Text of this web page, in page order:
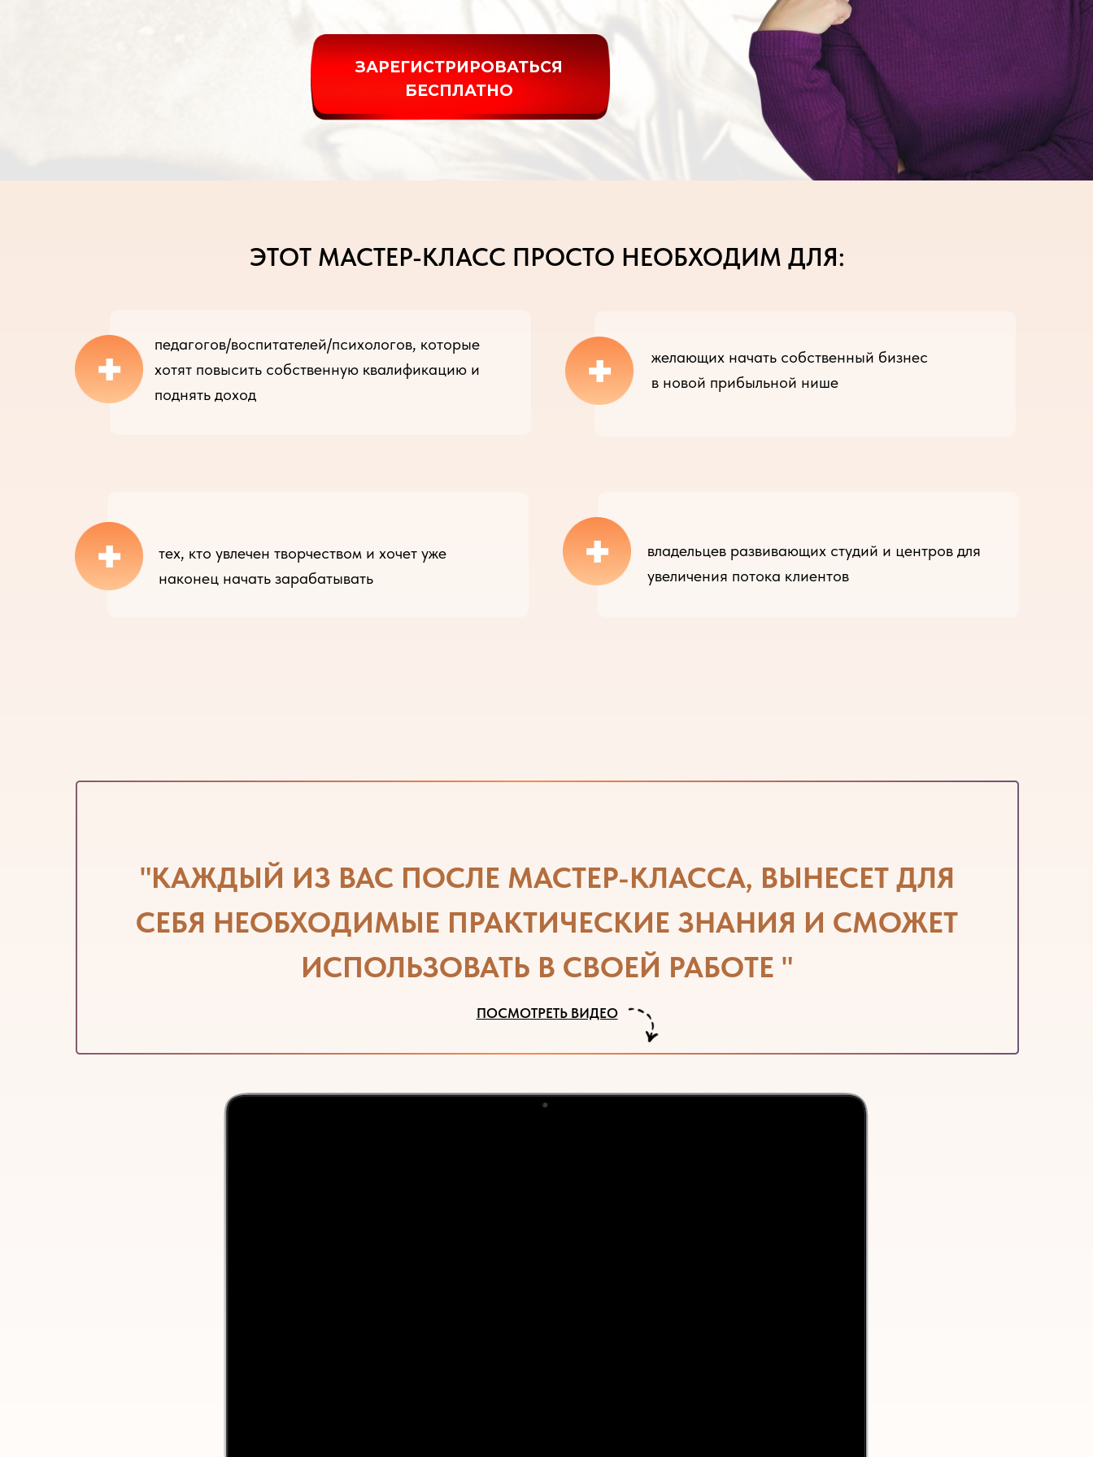
ЗАРЕГИСТРИРОВАТЬСЯ
БЕСПЛАТНО
ЭТОТ МАСТЕР-КЛАСС ПРОСТО НЕОБХОДИМ ДЛЯ:
педагогов/воспитателей/психологов, которые
хотят повысить собственную квалификацию и
поднять доход
тех, кто увлечен творчеством и хочет уже
наконец начать зарабатывать
владельцев развивающих студий и центров для
увеличения потока клиентов
"КАЖДЫЙ ИЗ ВАС ПОСЛЕ МАСТЕР-КЛАССА, ВЫНЕСЕТ ДЛЯ
СЕБЯ НЕОБХОДИМЫЕ ПРАКТИЧЕСКИЕ ЗНАНИЯ И СМОЖЕТ
ИСПОЛЬЗОВАТЬ В СВОЕЙ РАБОТЕ "
+ +
желающих начать собственный бизнес
в новой прибыльной нише
+ +
ПОСМОТРЕТЬ ВИДЕО